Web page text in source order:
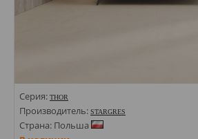
Серия: THOR
Производитель: STARGRES
Страна: Польша